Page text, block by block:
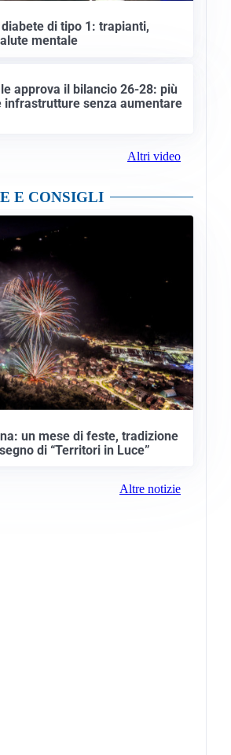
di tipo 1: trapianti,
mentale
approva il bilancio 26-28: più
infrastrutture senza aumentare
Altri video
E CONSIGLI
un mese di feste, tradizione
di “Territori in Luce”
Altre notizie